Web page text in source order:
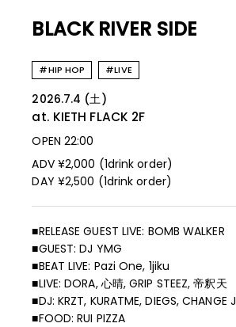
BLACK RIVER SIDE
#HIP HOP #LIVE
2026.7.4 (土)
at. KIETH FLACK 2F
OPEN 22:00
ADV ¥2,000 (1drink order)
DAY ¥2,500 (1drink order)
■RELEASE GUEST LIVE: BOMB WALKER
■GUEST: DJ YMG
■BEAT LIVE: Pazi One, 1jiku
■LIVE: DORA, 心晴, GRIP STEEZ, 帝釈天
■DJ: KRZT, KURATME, DIEGS, CHANGE J
■FOOD: RUI PIZZA